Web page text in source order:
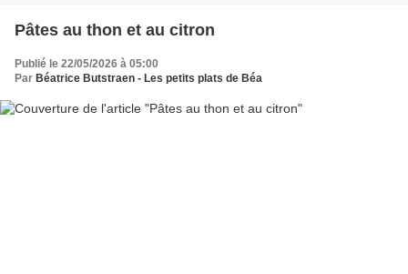
Pâtes au thon et au citron
Publié le 22/05/2026 à 05:00
Par Béatrice Butstraen - Les petits plats de Béa